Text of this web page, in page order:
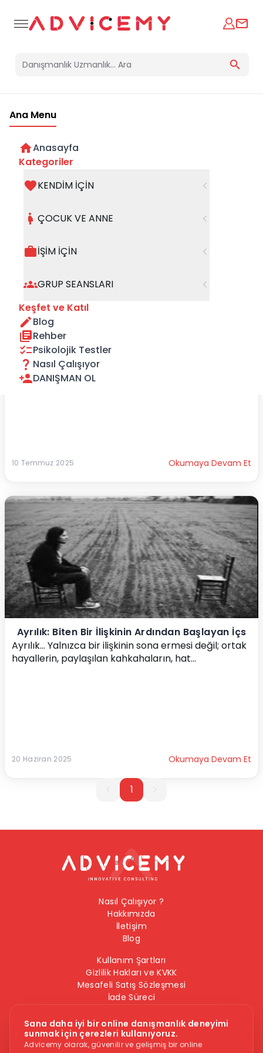
Ana Menu
Anasayfa
Kategoriler
KENDİM İÇİN
ÇOCUK VE ANNE
İŞİM İÇİN
GRUP SEANSLARI
Keşfet ve Katıl
Blog
Rehber
Psikolojik Testler
Nasıl Çalışıyor
DANIŞMAN OL
Danışmanlarımızın blog içeriklerini burada görebilirsiniz.
Kategoriler
Filtreleri Temizle
Acı: Kaçınılması Gereken Bir Yük mü ?
Acı, hayatımızda neyi temsil eder? Bizi zayıflatan,
anlamsız bir yük mü; yoksa karakterimizi yoğu...
10 Temmuz 2025 Okumaya Devam Et
Ayrılık: Biten Bir İlişkinin Ardından Başlayan İçs
Ayrılık… Yalnızca bir ilişkinin sona ermesi değil; ortak
hayallerin, paylaşılan kahkahaların, hat...
20 Haziran 2025 Okumaya Devam Et
11
Sana daha iyi bir online danışmanlık deneyimi
sunmak için çerezleri kullanıyoruz.
Advicemy olarak, güvenilir ve gelişmiş bir online
Nasıl Çalışıyor ?
Hakkımızda
İletişim
Blog
Kullanım Şartları
Gizlilik Hakları ve KVKK
Mesafeli Satış Sözleşmesi
İade Süreci
Bilgi Güvenliği Politikası
Bizi Takip Edin